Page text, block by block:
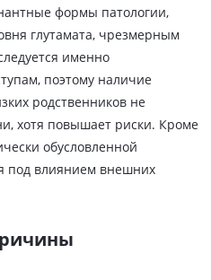
формы патологии,
глутамата, чрезмерным
именно
поэтому наличие
родственников не
хотя повышает риски. Кроме
обусловленной
под влиянием внешних